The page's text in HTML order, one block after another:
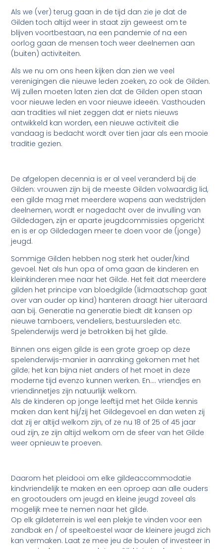
Als we (ver) terug gaan in de tijd dan zie je dat de
Gilden toch altijd weer in staat zijn geweest om te
blijven voortbestaan, na een pandemie of na een
oorlog gaan de mensen toch weer deelnemen aan
(buiten) activiteiten.
Als we nu om ons heen kijken dan zien we veel
verenigingen die nieuwe leden zoeken, zo ook de Gilden.
Wij zullen moeten laten zien dat de Gilden open staan
voor nieuwe leden en voor nieuwe ideeën. Vasthouden
aan tradities wil niet zeggen dat er niets nieuws
ontwikkeld kan worden, een nieuwe activiteit die
vandaag is bedacht wordt over tien jaar als een mooie
traditie gezien.
De afgelopen decennia is er al veel veranderd bij de
Gilden: vrouwen zijn bij de meeste Gilden volwaardig lid,
een gilde mag met meerdere wapens aan wedstrijden
deelnemen, wordt er nagedacht over de invulling van
Gildedagen, zijn er aparte jeugdcommissies opgericht
en is er op Gildedagen meer te doen voor de (jonge)
jeugd.
Sommige Gilden hebben nog sterk het ouder/kind
gevoel. Net als hun opa of oma gaan de kinderen en
kleinkinderen mee naar het Gilde. Het feit dat meerdere
gilden het principe van bloedgilde (lidmaatschap gaat
over van ouder op kind) hanteren draagt hier uiteraard
aan bij. Generatie na generatie biedt dit kansen op
nieuwe tamboers, vendeliers, bestuursleden etc.
Spelenderwijs werd je betrokken bij het gilde.
Binnen ons eigen gilde is een grote groep op deze
spelenderwijs-manier in aanraking gekomen met het
gilde; het kan bijna niet anders of het moet in deze
moderne tijd evenzo kunnen werken. En…. vriendjes en
vriendinnetjes zijn natuurlijk welkom.
Als de kinderen op jonge leeftijd met het Gilde kennis
maken dan kent hij/zij het Gildegevoel en dan weten zij
dat zij er altijd welkom zijn, of ze nu 18 of 25 of 45 jaar
oud zijn, ze zijn altijd welkom om de sfeer van het Gilde
weer opnieuw te proeven.
Daarom het pleidooi om elke gildeaccommodatie
kindvriendelijk te maken en een oproep aan alle ouders
en grootouders om jeugd en kleine jeugd zoveel als
mogelijk mee te nemen naar het gilde.
Op elk gildeterrein is wel een plekje te vinden voor een
zandbak en / of speeltoestel waar de kleinere jeugd zich
kan vermaken. Laat ze mee jeu de boulen of investeer in